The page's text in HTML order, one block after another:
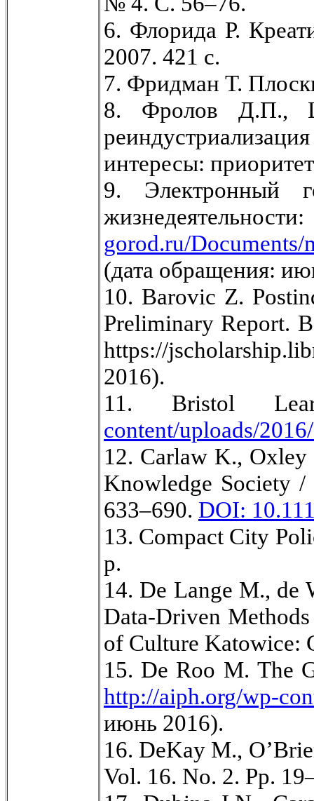
6. Флорида P.
2007. 421 с.
7. Фридман Т.
8. Фролов Д.П.,
интересы:
9. Электронный
gorod.ru/
(дата обращения:
10. Barovic Z.
Preliminary Report.
https://
2016).
11. Bristol
content/uploads/
12. Carlaw K.,
Knowledge Society
633–690. DOI:
13. Compact City
р.
14. De Lange M., de
Data-Driven
of Culture Katowice:
15. De Roo М. The
http://aiph.org/wp-
июнь 2016).
16. DeKay М.,
Vol. 16. No. 2. Рр.